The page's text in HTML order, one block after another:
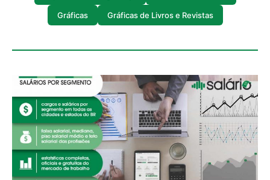
Gráficas Gráficas de Livros e Revistas